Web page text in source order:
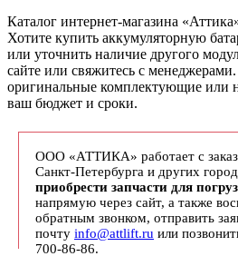
Каталог интернет-магазина
Хотите купить аккумуляторную
или уточнить наличие другого
сайте или свяжитесь с
оригинальные комплектующие или
ваш бюджет и сроки.
ООО «АТТИКА» работает с
Санкт-Петербурга и других
приобрести запчасти для
напрямую через сайт, а также
обратным звонком, отправить
почту info@attlift.ru или
700-86-86.